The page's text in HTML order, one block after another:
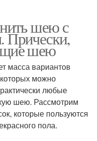
шею с
Прически,
шею
масса вариантов
можно
любые
шею. Рассмотрим
которые пользуются
пола.